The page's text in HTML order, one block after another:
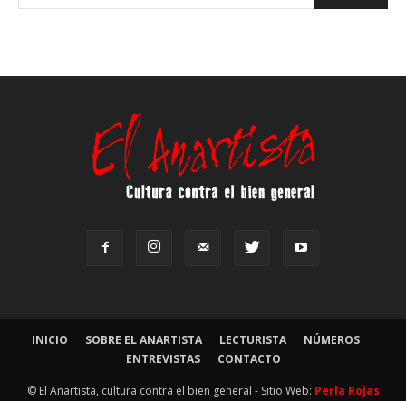
INICIO SOBRE EL ANARTISTA LECTURISTA
NÚMEROS
ENTREVISTAS
CONTACTO
© El Anartista, cultura contra el bien general - Sitio Web: Perla Rojas